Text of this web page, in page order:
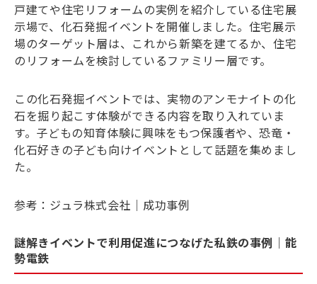
戸建てや住宅リフォームの実例を紹介している住宅展
示場で、化石発掘イベントを開催しました。住宅展示
場のターゲット層は、これから新築を建てるか、住宅
のリフォームを検討しているファミリー層です。
この化石発掘イベントでは、実物のアンモナイトの化
石を掘り起こす体験ができる内容を取り入れていま
す。子どもの知育体験に興味をもつ保護者や、恐竜・
化石好きの子ども向けイベントとして話題を集めまし
た。
参考： ジュラ株式会社｜成功事例
謎解きイベントで利用促進につなげた私鉄の事例｜能
勢電鉄